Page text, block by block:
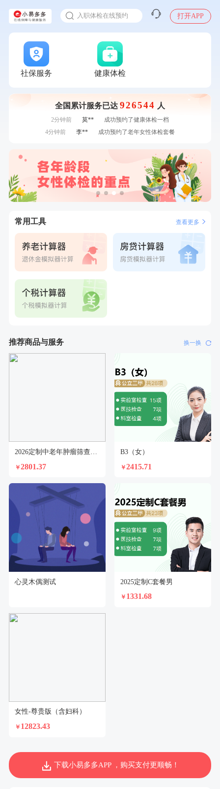
入职体检在线预约
打开APP
社保服务 健康体检
全国累计服务已达 926544 人
7分钟前 华**
成功预约了健康体检一档
7分钟前
陆**
购买了固本堂阿胶糕传统口味400g
刚刚
林**
购买了小熊电烤箱 DKX-F10M6
刚刚
购买了小熊电烤箱 DKX-F10M6
成功预约了女性VIP体检套餐
成功预约了女性VIP体检套餐
2分钟前
何*
购买了K3颈椎按摩仪（浅灰色）
2分钟前
莫**
成功预约了健康体检一档
4分钟前
李**
成功预约了老年女性体检套餐
6分钟前
购买了汤臣倍健水飞蓟葛根丹参片（护肝片）1.02g*120片
6分钟前
郑**
成功预约了脑血管系统套餐
7分钟前
华**
成功预约了健康体检一档
购买了固本堂阿胶糕传统口味400g
常用工具 查看更多
推荐商品与服务 换一换
￥2801.37
B3（女）
￥2415.71
心灵木偶测试 2025定制C套餐男
￥ 1331.68
女性-尊贵版（含妇科）
￥ 12823.43
下载小易多多APP ，购买支付更顺畅！